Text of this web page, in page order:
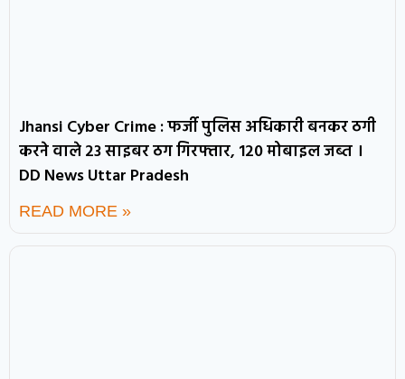
Jhansi Cyber Crime : फर्जी पुलिस अधिकारी बनकर ठगी
करने वाले 23 साइबर ठग गिरफ्तार, 120 मोबाइल जब्त ।
DD News Uttar Pradesh
READ MORE »